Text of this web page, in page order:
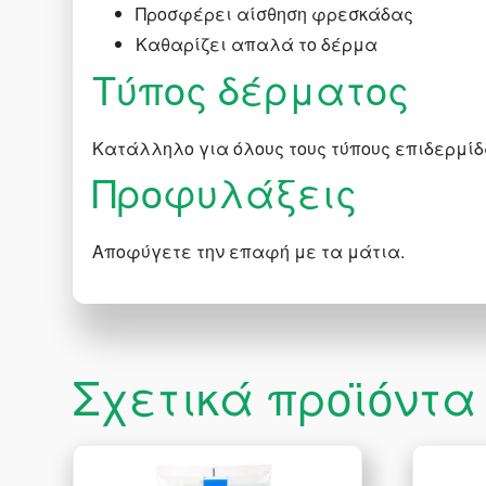
Προσφέρει αίσθηση φρεσκάδας
Καθαρίζει απαλά το δέρμα
Τύπος δέρματος
Κατάλληλο για όλους τους τύπους
Προφυλάξεις
Αποφύγετε την επαφή με τα μάτια.
Σχετικά προϊόντα